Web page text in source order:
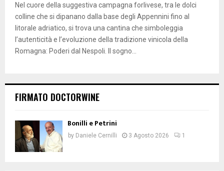
Nel cuore della suggestiva campagna forlivese, tra le dolci
colline che si dipanano dalla base degli Appennini fino al
litorale adriatico, si trova una cantina che simboleggia
l’autenticità e l’evoluzione della tradizione vinicola della
Romagna: Poderi dal Nespoli. Il sogno...
FIRMATO DOCTORWINE
Bonilli e Petrini
by Daniele Cernilli 3 Agosto 2026 1